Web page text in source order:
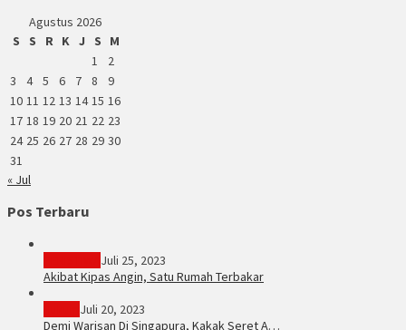
Agustus 2026
S
S R K J S
M
1
2
3
4 5 6 7 8
9
10 11 12 13 14 15 16
17 18 19 20 21 22 23
24 25 26 27 28 29 30
31
« Jul
Pos Terbaru
Juli 25, 2023
Akibat Kipas Angin, Satu Rumah Terbakar
Juli 20, 2023
Demi Warisan Di Singapura, Kakak Seret A…